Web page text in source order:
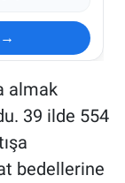
→
almak
39 ilde 554
bedellerine